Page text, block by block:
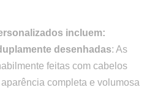
incluem:
desenhadas: As
feitas com cabelos
completa e volumosa